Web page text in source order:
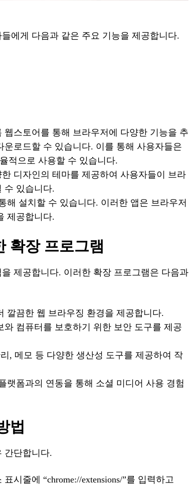
에게 다음과 같은 주요 기능을 제공합니다.
웹스토어를 통해 브라우저에 다양한 기능을 추
로드할 수 있습니다. 이를 통해 사용자들은
적으로 사용할 수 있습니다.
디자인의 테마를 제공하여 사용자들이 브라
수 있습니다.
해 설치할 수 있습니다. 이러한 앱은 브라우저
제공합니다.
확장 프로그램
제공합니다. 이러한 확장 프로그램은 다음과
깔끔한 웹 브라우징 환경을 제공합니다.
와 컴퓨터를 보호하기 위한 보안 도구를 제공
, 메모 등 다양한 생산성 도구를 제공하여 작
랫폼과의 연동을 통해 소셜 미디어 사용 경험
법
간단합니다.
시줄에 “chrome://extensions/”를 입력하고